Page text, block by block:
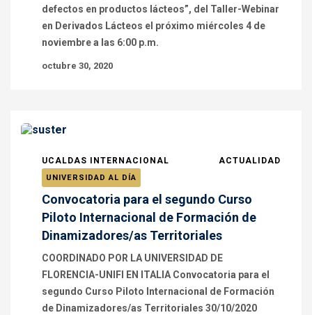
defectos en productos lácteos”, del Taller-Webinar
en Derivados Lácteos el próximo miércoles 4 de
noviembre a las 6:00 p.m.
octubre 30, 2020
UCALDAS INTERNACIONAL ACTUALIDAD
UNIVERSIDAD AL DÍA
Convocatoria para el segundo Curso
Piloto Internacional de Formación de
Dinamizadores/as Territoriales
COORDINADO POR LA UNIVERSIDAD DE
FLORENCIA-UNIFI EN ITALIA Convocatoria para el
segundo Curso Piloto Internacional de Formación
de Dinamizadores/as Territoriales 30/10/2020